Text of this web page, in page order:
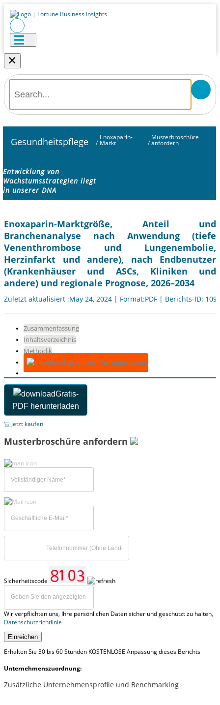
×
Gesundheitspflege /
Enoxaparin-
Markt /
Musterbroschüre
anfordern
Entwicklung von
Wachstumsstrategien liegt
in unserer DNA
Enoxaparin-Marktgröße, Anteil und
Branchenanalyse nach Anwendung (tiefe
Venenthrombose und Lungenembolie,
Herzinfarkt und andere), nach Endbenutzer
(Krankenhäuser und ASCs, Kliniken und
andere) und regionale Prognose, 2026–2034
Zuletzt aktualisiert :May 24, 2024 | Format:PDF | Berichts-ID:
Zusammenfassung
Inhaltsverzeichnis
Methodik
Gratis-PDF herunterladen
Gratis-
PDF herunterladen
Jetzt kaufen
Musterbroschüre anfordern
Sicherheitscode
Wir verpflichten uns, Ihre persönlichen Daten sicher und geschützt zu halten,
Datenschutzrichtlinie
Einreichen
Erhalten Sie 30 bis 60 Stunden KOSTENLOSE Anpassung dieses Berichts
Unternehmenszuordnung:
Zusätzliche Unternehmensprofile und Benchmarking